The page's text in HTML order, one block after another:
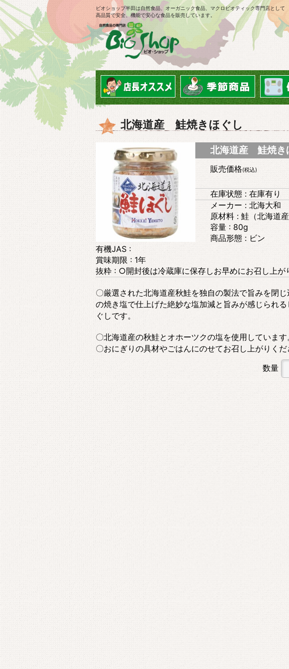
ビオショップ半田は自然食品、オーガニック食品、マクロビオティック専門店として
高品質で安全、機能で安心な食品を販売しています。
北海道産 鮭焼きほぐし
北海道産 鮭焼き
販売価格(税込)
在庫状態 : 在庫有り
メーカー : 北海大和
原材料 : 鮭（北海道
容量 : 80g
商品形態 : ビン
有機JAS :
賞味期限 : 1年
抜粋 : ○開封後は冷蔵庫に保存しお早めにお召し上が
〇厳選された北海道産秋鮭を独自の製法で旨みを閉
の焼き塩で仕上げた絶妙な塩加減と旨みが感じられ
ぐしです。
〇北海道産の秋鮭とオホーツクの塩を使用しています
〇おにぎりの具材やごはんにのせてお召し上がりくだ
数量